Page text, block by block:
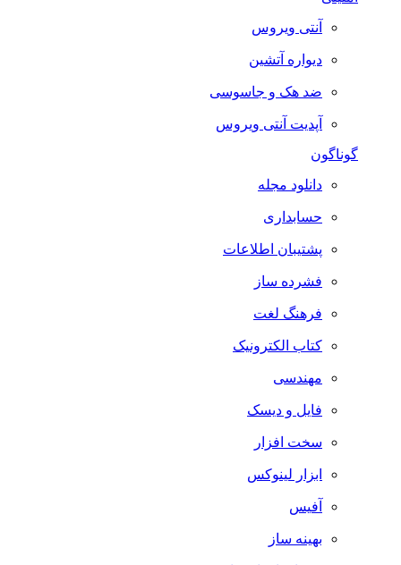
آنتی ویروس
دیواره آتشین
ضد هک و جاسوسی
آپدیت آنتی ویروس
گوناگون
دانلود مجله
حسابداری
پشتیبان اطلاعات
فشرده ساز
فرهنگ لغت
کتاب الکترونیک
مهندسی
فایل و دیسک
سخت افزار
ابزار لینوکس
آفیس
بهینه ساز